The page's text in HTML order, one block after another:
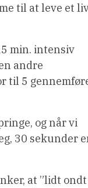
til at leve et
min. intensiv
andre
til 5
og når vi
30 sekunder
at ”lidt